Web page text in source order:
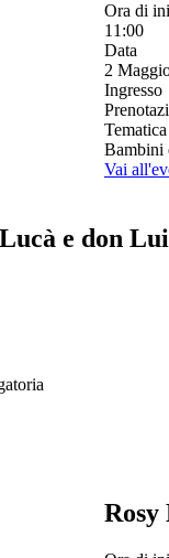
Ora di
11:00
Data
2
Ingresso
Tematica
Bambini
Vai
e don
Rosy